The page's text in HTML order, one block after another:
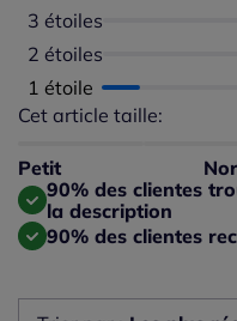
3 étoiles
2 étoiles
1 étoile
Cet article taille:
Petit
Répartition du taillant
Taille
Taille grand : 10%
90% des clientes
la description
90% des clientes